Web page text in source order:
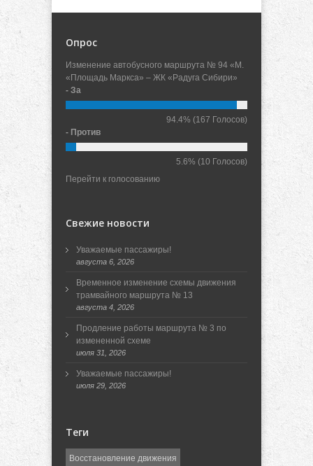
Опрос
Изменение автобусного маршрута № 94 «М.
«Площадь Маркса» – ЖК «Радуга Сибири»
- За
94.4% (167 Голосов)
- Против
5.6% (10 Голосов)
Перейти к голосованию
Свежие новости
Уважаемые пассажиры!
августа 6, 2026
Временное изменение схемы движения
трамвайного маршрута № 13
августа 4, 2026
Продление работы маршрута № 3 по
измененной схеме
июля 31, 2026
Уважаемые пассажиры!
июля 29, 2026
Теги
Восстановление движения